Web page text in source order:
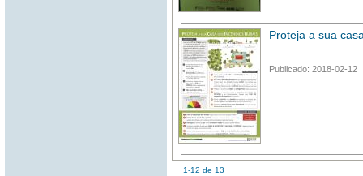
Proteja a sua
Publicado: 2018-02-12
1-12 de 13